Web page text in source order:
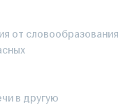
от словообразования
в другую